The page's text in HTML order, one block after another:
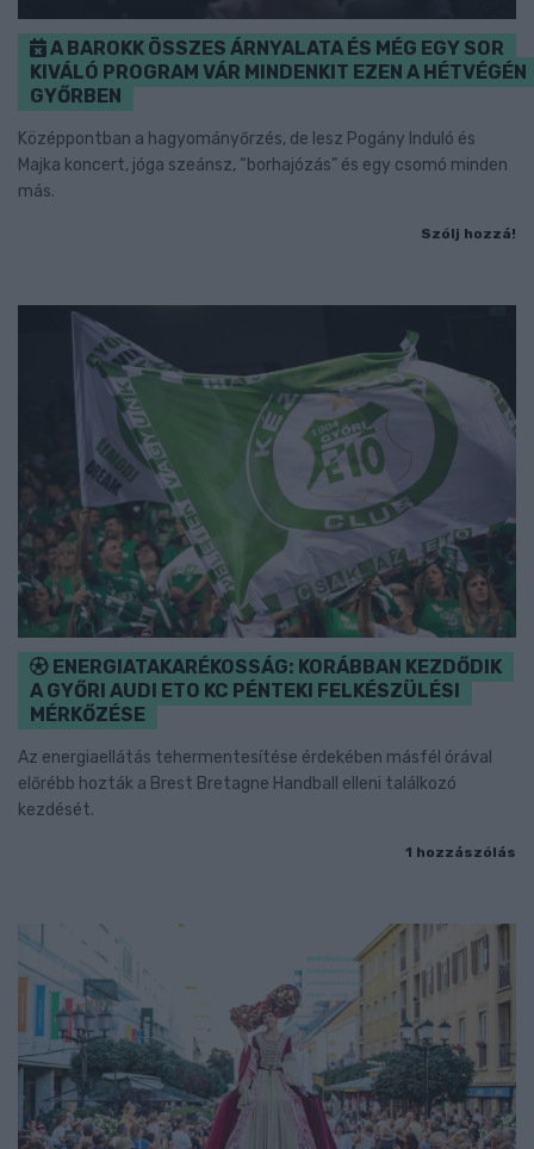
A BAROKK ÖSSZES ÁRNYALATA ÉS MÉG EGY SOR
KIVÁLÓ PROGRAM VÁR MINDENKIT EZEN A HÉTVÉGÉN
GYŐRBEN
Középpontban a hagyományőrzés, de lesz Pogány Induló és
Majka koncert, jóga szeánsz, “borhajózás” és egy csomó minden
más.
Szólj hozzá!
ENERGIATAKARÉKOSSÁG: KORÁBBAN KEZDŐDIK
A GYŐRI AUDI ETO KC PÉNTEKI FELKÉSZÜLÉSI
MÉRKŐZÉSE
Az energiaellátás tehermentesítése érdekében másfél órával
előrébb hozták a Brest Bretagne Handball elleni találkozó
kezdését.
1 hozzászólás